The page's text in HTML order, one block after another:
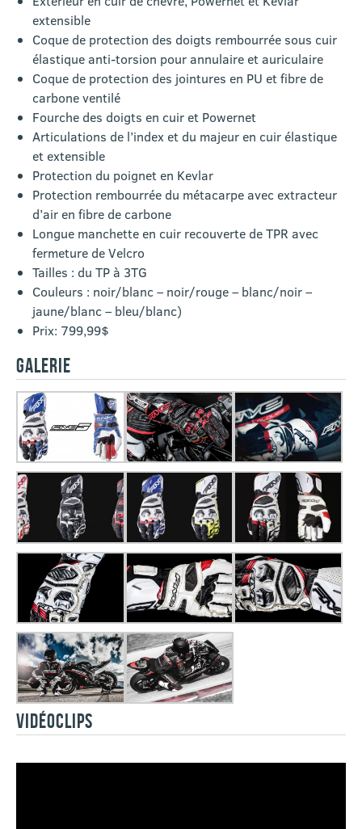
extensible
Coque de protection des doigts rembourrée sous cuir
élastique anti-torsion pour annulaire et auriculaire
Coque de protection des jointures en PU et fibre de
carbone ventilé
Fourche des doigts en cuir et Powernet
Articulations de l’index et du majeur en cuir élastique
et extensible
Protection du poignet en Kevlar
Protection rembourrée du métacarpe avec extracteur
d’air en fibre de carbone
Longue manchette en cuir recouverte de TPR avec
fermeture de Velcro
Tailles : du TP à 3TG
Couleurs : noir/blanc – noir/rouge – blanc/noir –
jaune/blanc – bleu/blanc)
Prix: 799,99$
GALERIE
VIDÉOCLIPS